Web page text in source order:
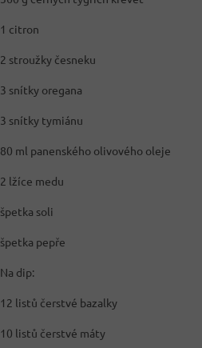
1 citron
2 stroužky česneku
3 snítky oregana
3 snítky tymiánu
80 ml panenského olivového oleje
2 lžíce medu
špetka soli
špetka pepře
Na dip:
12 listů čerstvé bazalky
10 listů čerstvé máty